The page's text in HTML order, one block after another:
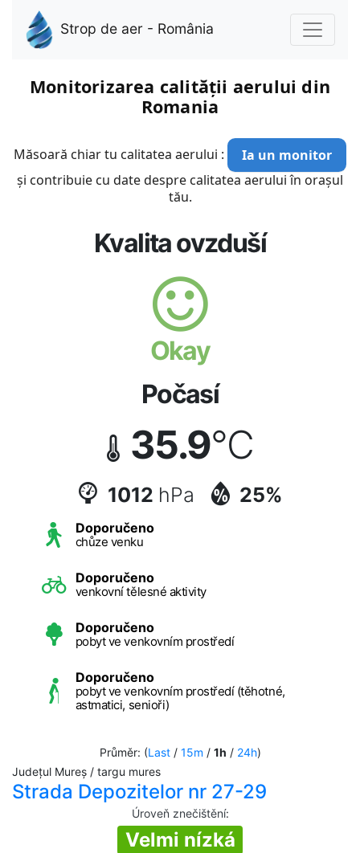
Strop de aer - România
Monitorizarea calității aerului din
Romania
Măsoară chiar tu calitatea aerului :
Ia un monitor
și contribuie cu date despre calitatea aerului în orașul
tău.
Kvalita ovzduší
Okay
Počasí
35.9°C
1012 hPa 25%
Doporučeno
chůze venku
Doporučeno
venkovní tělesné aktivity
Doporučeno
pobyt ve venkovním prostředí
Doporučeno
pobyt ve venkovním prostředí (těhotné,
astmatici, senioři)
Průměr: (Last/ 15m / 1h / 24h)
Județul Mureș / targu mures
Strada Depozitelor nr 27-29
Úroveň znečištění:
Velmi nízká